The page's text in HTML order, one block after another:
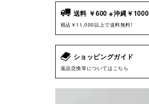
送料 ￥600 ※沖縄￥1000
税込￥11,000以上で送料無料!
ショッピングガイド
返品交換等についてはこちら